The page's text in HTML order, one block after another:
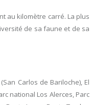
au kilomètre carré. La plus
de sa faune et de sa
Carlos de Bariloche), El
national Los Alerces, Parc